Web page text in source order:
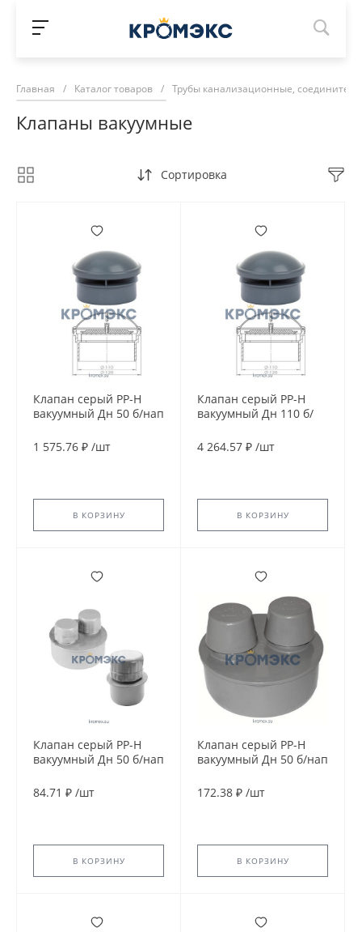
Главная / Каталог товаров / Трубы канализационные,
Клапаны вакуумные
Сортировка
Клапан серый PP-H
вакуумный Дн 50 б/нап
1 575.76 ₽ /шт
В КОРЗИНУ
Клапан серый PP-H
вакуумный Дн 110 б/
4 264.57 ₽ /шт
В КОРЗИНУ
Клапан серый PP-H
вакуумный Дн 50 б/нап
84.71 ₽ /шт
В КОРЗИНУ
Клапан серый PP-H
вакуумный Дн 50 б/нап
11303
172.38 ₽ /шт
В КОРЗИНУ